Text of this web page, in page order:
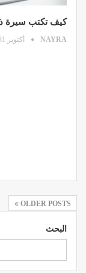
كيف تكتب سيرة
NAYRA أكتوبر 31, 2025
OLDER POSTS
البحث